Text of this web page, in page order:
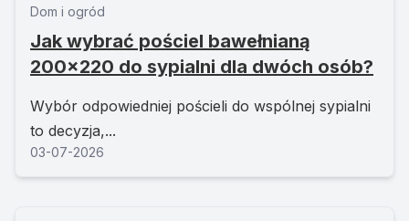
Dom i ogród
Jak wybrać pościel bawełnianą
200x220 do sypialni dla dwóch osób?
Wybór odpowiedniej pościeli do wspólnej sypialni
to decyzja,...
03-07-2026